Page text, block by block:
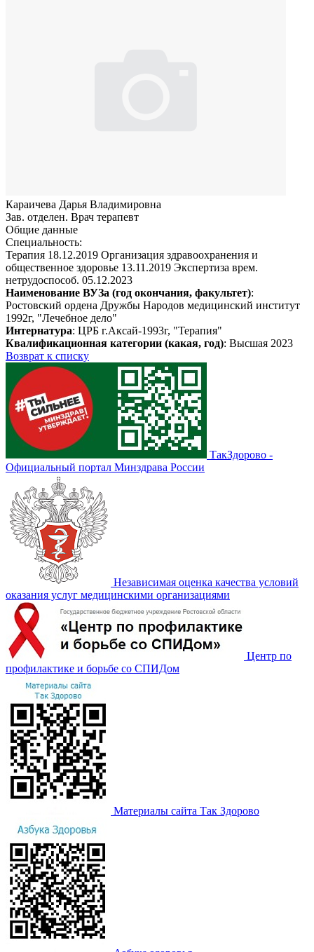
Караичева Дарья Владимировна
Зав. отделен. Врач терапевт
Общие данные
Специальность:
Терапия 18.12.2019 Организация здравоохранения и
общественное здоровье 13.11.2019 Экспертиза врем.
нетрудоспособ. 05.12.2023
Наименование ВУЗа (год окончания, факультет):
Ростовский ордена Дружбы Народов медицинский институт
1992г, "Лечебное дело"
Интернатура: ЦРБ г.Аксай-1993г, "Терапия"
Квалификационная категории (какая, год): Высшая 2023
Возврат к списку
ТакЗдорово -
Официальный портал Минздрава России
Независимая оценка качества условий
оказания услуг медицинскими организациями
Центр по
профилактике и борьбе со СПИДом
Материалы сайта Так Здорово